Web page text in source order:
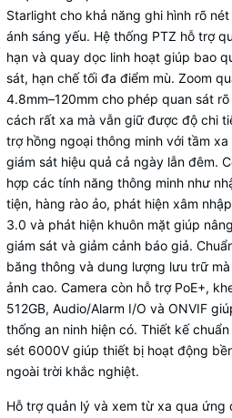
Starlight cho khả năng ghi hình rõ
ánh sáng yếu. Hệ thống PTZ hỗ trợ
hạn và quay dọc linh hoạt giúp bao
sát, hạn chế tối đa điểm mù. Zoom
4.8mm–120mm cho phép quan sát
cách rất xa mà vẫn giữ được độ chi
trợ hồng ngoại thông minh với tầm
giám sát hiệu quả cả ngày lẫn đêm.
hợp các tính năng thông minh như
tiện, hàng rào ảo, phát hiện xâm
3.0 và phát hiện khuôn mặt giúp
giám sát và giảm cảnh báo giả.
băng thông và dung lượng lưu trữ
ảnh cao. Camera còn hỗ trợ PoE+,
512GB, Audio/Alarm I/O và ONVIF
thống an ninh hiện có. Thiết kế
sét 6000V giúp thiết bị hoạt động
ngoài trời khắc nghiệt.
Hỗ trợ quản lý và xem từ xa qua ứng